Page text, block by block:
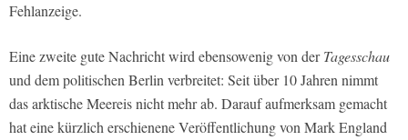
Fehlanzeige.
Eine zweite gute Nachricht wird ebensowenig von derTagesschau
und dem politischen Berlin verbreitet: Seit über 10 Jahren nimmt
das arktische Meereis nicht mehr ab. Darauf aufmerksam gemacht
hat eine kürzlich erschienene Veröffentlichung von Mark England